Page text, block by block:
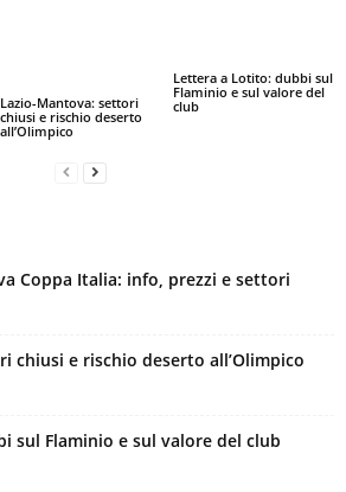
Lazio-Mantova: settori
chiusi e rischio deserto
all’Olimpico
Lettera a Lotito: dubbi sul
Flaminio e sul valore del
club
Coppa Italia: info, prezzi e settori
chiusi e rischio deserto all’Olimpico
sul Flaminio e sul valore del club